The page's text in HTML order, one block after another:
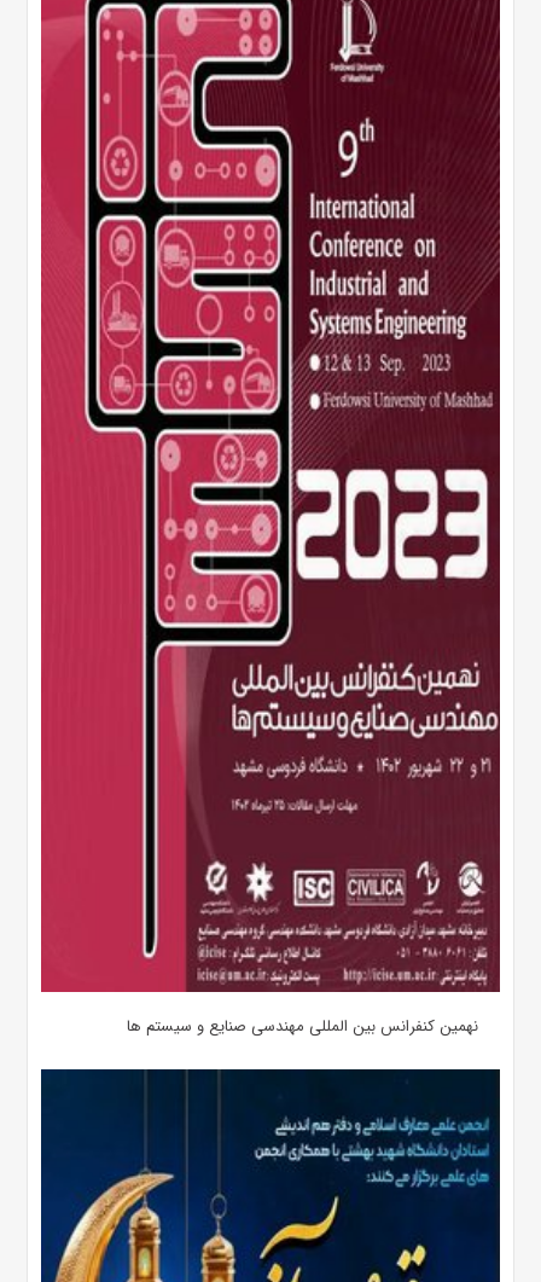
نهمین کنفرانس بین المللی مهندسی صنایع و سیستم­ ها